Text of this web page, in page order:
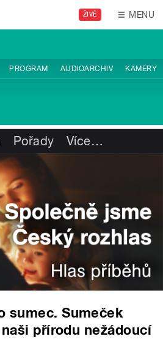
ŽIVĚ MENU
PROGRAM AUDIOARCHIV KAMERY
Pořady Více…
sumec. Sumeček
přírodu nežádoucí